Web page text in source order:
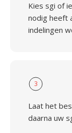
Kies sgi of
nodig heeft
indelingen
3
Laat het
daarna uw